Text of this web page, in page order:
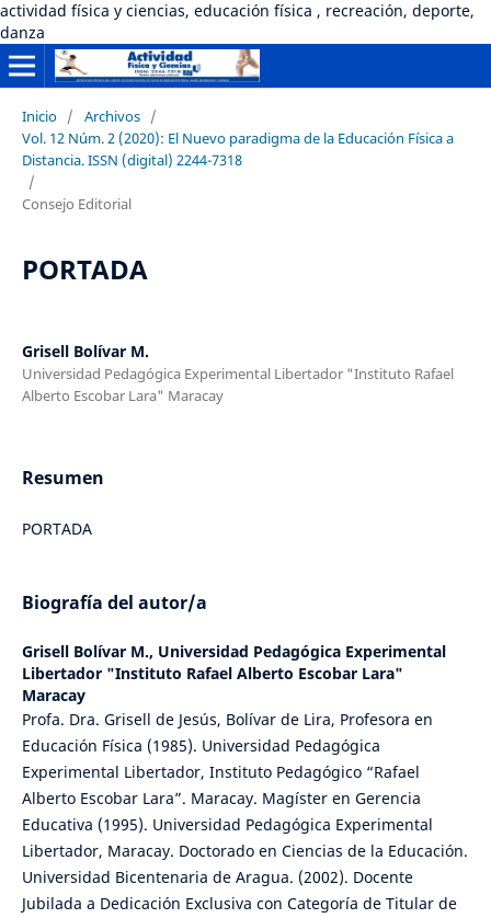
actividad física y ciencias, educación física , recreación, deporte,
danza
Inicio / Archivos /
Vol. 12 Núm. 2 (2020): El Nuevo paradigma de la Educación Física a
Distancia. ISSN (digital) 2244-7318
/
Consejo Editorial
PORTADA
Grisell Bolívar M.
Universidad Pedagógica Experimental Libertador "Instituto Rafael
Alberto Escobar Lara" Maracay
Resumen
PORTADA
Biografía del autor/a
Grisell Bolívar M., Universidad Pedagógica Experimental
Libertador "Instituto Rafael Alberto Escobar Lara"
Maracay
Profa. Dra. Grisell de Jesús, Bolívar de Lira, Profesora en
Educación Física (1985). Universidad Pedagógica
Experimental Libertador, Instituto Pedagógico “Rafael
Alberto Escobar Lara”. Maracay. Magíster en Gerencia
Educativa (1995). Universidad Pedagógica Experimental
Libertador, Maracay. Doctorado en Ciencias de la Educación.
Universidad Bicentenaria de Aragua. (2002). Docente
Jubilada a Dedicación Exclusiva con Categoría de Titular de